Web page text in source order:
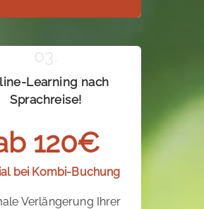
Learning nach
Sprachreise!
120€
bei Kombi-Buchung
Verlängerung Ihrer